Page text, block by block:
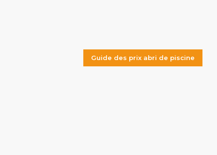
Guide des prix abri de piscine